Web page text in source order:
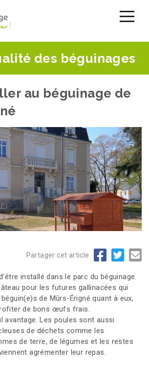
des béguinages
au béguinage de
Partager cet article
installé dans le parc du béguinage.
pour les futures gallinacées qui
de Mûrs-Érigné quant à eux,
de bons œufs frais.
avantage. Les poules sont aussi
de déchets comme les
de terre, de légumes et les restes
agrémenter leur repas.